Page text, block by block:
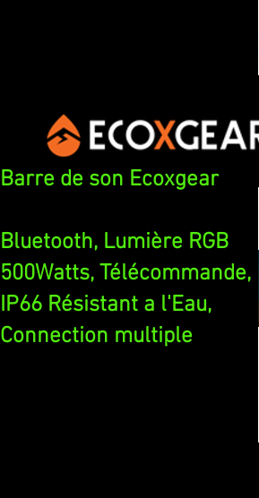
Barre de son Ecoxgear
Bluetooth, Lumière RGB
500Watts, Télécommande,
IP66 Résistant a l'Eau,
Connection multiple